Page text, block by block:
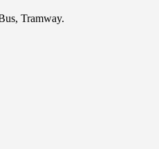
Tramway.